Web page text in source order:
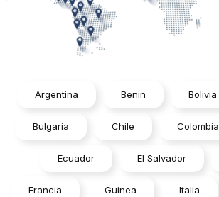
Argentina Benin Bolivia
Bulgaria Chile Colombia
Ecuador El Salvador
Francia Guinea Italia